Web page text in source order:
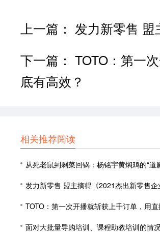
上一篇： 发力新零售 盟
下一篇： TOTO：第一
底有高效？
相关推荐阅读